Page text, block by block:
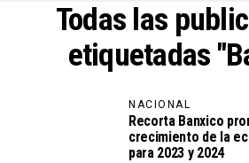
Todas las
etiquetadas
NACIONAL
Recorta Banxico
crecimiento de la
para 2023 y 2024